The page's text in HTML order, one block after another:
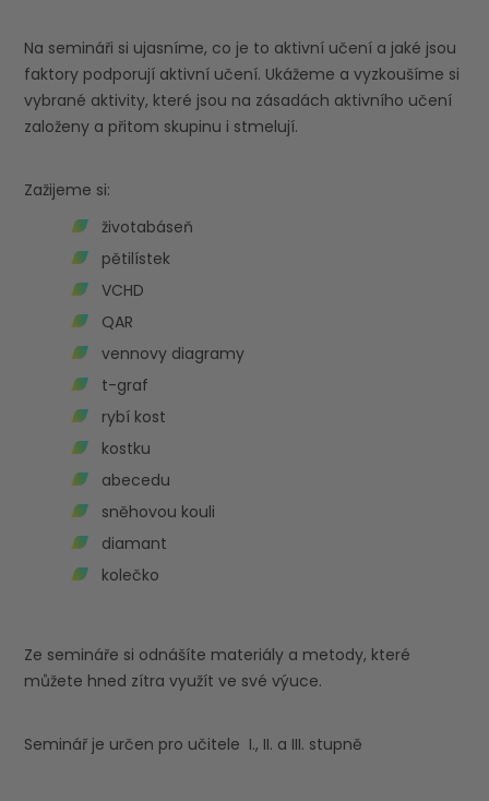
Na semináři si ujasníme, co je to aktivní učení a jaké jsou
faktory podporují aktivní učení. Ukážeme a vyzkoušíme si
vybrané aktivity, které jsou na zásadách aktivního učení
založeny a přitom skupinu i stmelují.
Zažijeme si:
životabáseň
pětilístek
VCHD
QAR
vennovy diagramy
t-graf
rybí kost
kostku
abecedu
sněhovou kouli
diamant
kolečko
Ze semináře si odnášíte materiály a metody, které
můžete hned zítra využít ve své výuce.
Seminář je určen pro učitele I., II. a III. stupně